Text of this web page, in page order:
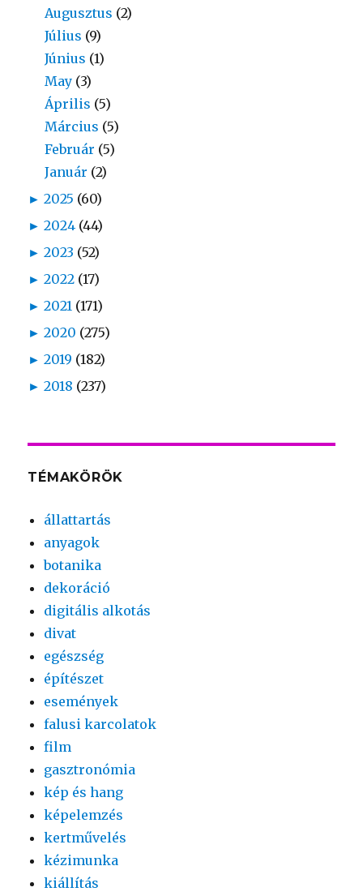
Augusztus (2)
Július (9)
Június (1)
May (3)
Április (5)
Március (5)
Február (5)
Január (2)
► 2025 (60)
► 2024 (44)
► 2023 (52)
► 2022 (17)
► 2021 (171)
► 2020 (275)
► 2019 (182)
► 2018 (237)
TÉMAKÖRÖK
állattartás
anyagok
botanika
dekoráció
digitális alkotás
divat
egészség
építészet
események
falusi karcolatok
film
gasztronómia
kép és hang
képelemzés
kertművelés
kézimunka
kiállítás